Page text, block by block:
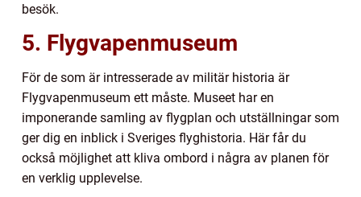
besök.
5. Flygvapenmuseum
För de som är intresserade av militär historia är
Flygvapenmuseum ett måste. Museet har en
imponerande samling av flygplan och utställningar som
ger dig en inblick i Sveriges flyghistoria. Här får du
också möjlighet att kliva ombord i några av planen för
en verklig upplevelse.